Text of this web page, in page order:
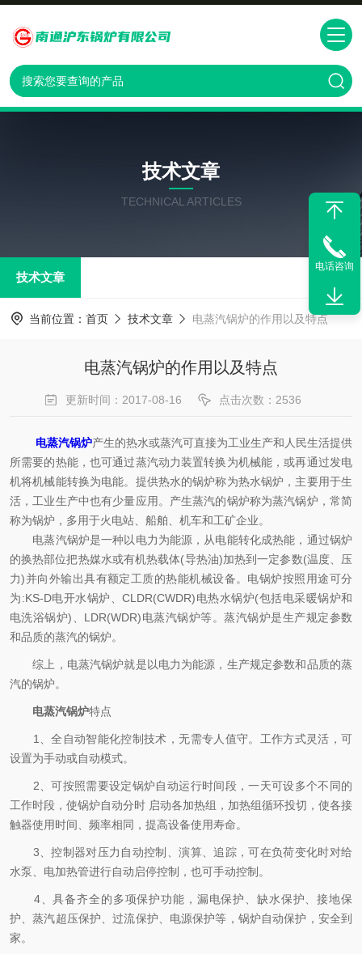
技术文章
TECHNICAL ARTICLES
技术文章
当前位置： 首页 技术文章 电蒸汽锅炉的作用以及特点
电蒸汽锅炉的作用以及特点
更新时间：2017-08-16 点击次数：2536
电蒸汽锅炉产生的热水或蒸汽可直接为工业生产和人民生活提供
所需要的热能，也可通过蒸汽动力装置转换为机械能，或再通过发电
机将机械能转换为电能。提供热水的锅炉称为热水锅炉，主要用于生
活，工业生产中也有少量应用。产生蒸汽的锅炉称为蒸汽锅炉，常简
称为锅炉，多用于火电站、船舶、机车和工矿企业。
电蒸汽锅炉是一种以电力为能源，从电能转化成热能，通过锅炉
的换热部位把热媒水或有机热载体(导热油)加热到一定参数(温度、压
力)并向外输出具有额定工质的热能机械设备。电锅炉按照用途可分
为:KS-D电开水锅炉、CLDR(CWDR)电热水锅炉(包括电采暖锅炉和
电洗浴锅炉)、LDR(WDR)电蒸汽锅炉等。蒸汽锅炉是生产规定参数
和品质的蒸汽的锅炉。
综上，电蒸汽锅炉就是以电力为能源，生产规定参数和品质的蒸
汽的锅炉。
电蒸汽锅炉特点
1、全自动智能化控制技术，无需专人值守。工作方式灵活，可
设置为手动或自动模式。
2、可按照需要设定锅炉自动运行时间段，一天可设多个不同的
工作时段，使锅炉自动分时 启动各加热组，加热组循环投切，使各接
触器使用时间、频率相同，提高设备使用寿命。
3、控制器对压力自动控制、演算、追踪，可在负荷变化时对给
水泵、电加热管进行自动启停控制，也可手动控制。
4、具备齐全的多项保护功能，漏电保护、缺水保护、接地保
护、蒸汽超压保护、过流保护、电源保护等，锅炉自动保护，安全到
家。
电话咨询